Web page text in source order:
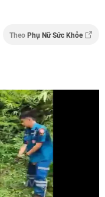
Theo Phụ Nữ Sức Khỏe